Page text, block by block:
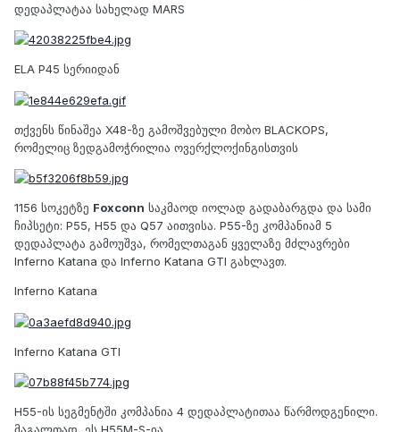
დედაპლატაა სახელად MARS
ELA P45 სერიიდან
თქვენს წინაშეა X48-ზე გამოშვებული მობო BLACKOPS,
რომელიც ზედგამოჭრილია ოვერქლოქინგისთვის
1156 სოკეტზე Foxconn საკმაოდ იოლად გადაბარგდა და სამი
ჩიპსეტი: P55, H55 და Q57 აითვისა. P55-ზე კომპანიამ 5
დედაპლატა გამოუშვა, რომელთაგან ყველაზე მძლავრები
Inferno Katana და Inferno Katana GTI გახლავთ.
Inferno Katana
Inferno Katana GTI
H55-ის სეგმენტში კომპანია 4 დედაპლატითაა წარმოდგენილი.